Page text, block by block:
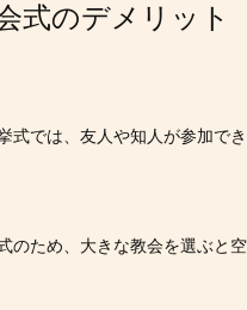
式のデメリット
式では、友人や知人が参加で
のため、大きな教会を選ぶと